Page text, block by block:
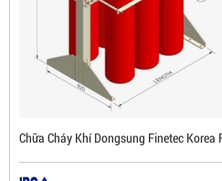
ĐẦU BÁO LỬA CHỐNG NỔ
KOREA)
LIÊN HỆ
Mã sản phẩm:
Chữa Cháy Khí Dongsung Finetec Korea